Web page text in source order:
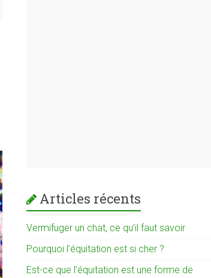
Articles récents
Vermifuger un chat, ce qu’il faut savoir
Pourquoi l’équitation est si cher ?
Est-ce que l’équitation est une forme de